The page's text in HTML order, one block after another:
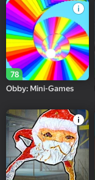
78
Obby: Mini-Games